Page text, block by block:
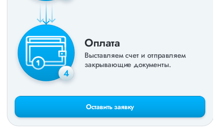
4
Оплата
Выставляем счет и отправляем
закрывающие документы.
Оставить заявку